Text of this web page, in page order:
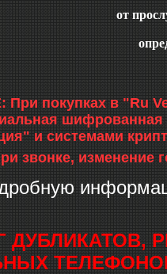
от
покупках в "Ru
шифрованная
и системами
звонке, изменение
ДУБЛИКАТОВ,